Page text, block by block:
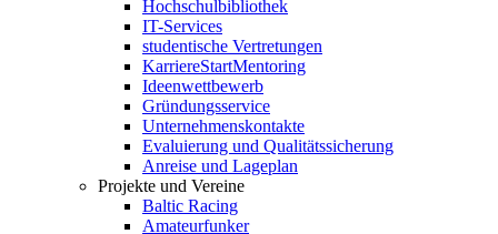
Hochschulbibliothek
IT-Services
studentische Vertretungen
KarriereStartMentoring
Ideenwettbewerb
Gründungsservice
Unternehmenskontakte
Evaluierung und Qualitätssicherung
Anreise und Lageplan
Projekte und Vereine
Baltic Racing
Amateurfunker